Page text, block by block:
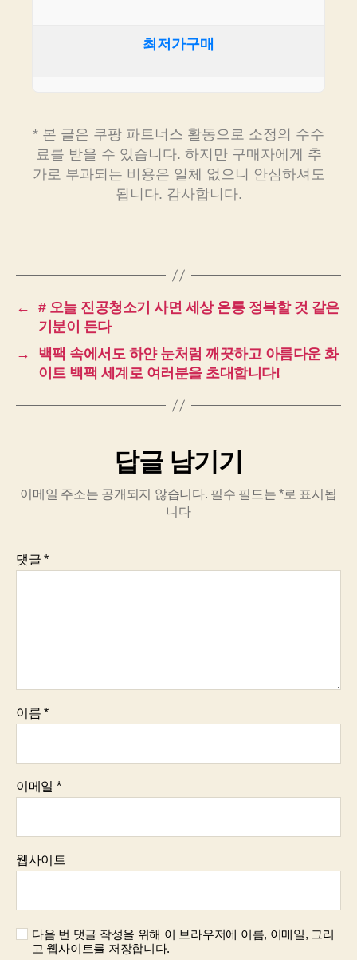
최저가구매
* 본 글은 쿠팡 파트너스 활동으로 소정의 수수
료를 받을 수 있습니다. 하지만 구매자에게 추
가로 부과되는 비용은 일체 없으니 안심하셔도
됩니다. 감사합니다.
←
# 오늘 진공청소기 사면 세상 온통 정복할 것 같은
기분이 든다
→
백팩 속에서도 하얀 눈처럼 깨끗하고 아름다운 화
이트 백팩 세계로 여러분을 초대합니다!
답글 남기기
이메일 주소는 공개되지 않습니다. 필수 필드는*로 표시됩
니다
댓글*
이름*
이메일 *
웹사이트
다음 번 댓글 작성을 위해 이 브라우저에 이름, 이메일, 그리
고 웹사이트를 저장합니다.